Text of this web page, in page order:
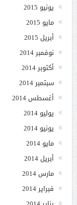
يونيو 2015
مايو 2015
أبريل 2015
نوفمبر 2014
أكتوبر 2014
سبتمبر 2014
أغسطس 2014
يوليو 2014
يونيو 2014
مايو 2014
أبريل 2014
مارس 2014
فبراير 2014